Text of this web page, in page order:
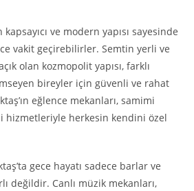
kapsayıcı ve modern yapısı sayesinde
vakit geçirebilirler. Semtin yerli ve
olan kozmopolit yapısı, farklı
bireyler için güvenli ve rahat
eğlence mekanları, samimi
hizmetleriyle herkesin kendini özel
gece hayatı sadece barlar ve
değildir. Canlı müzik mekanları,